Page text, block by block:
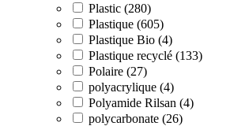
Plastic (280)
Plastique (605)
Plastique Bio (4)
Plastique recyclé (133)
Polaire (27)
polyacrylique (4)
Polyamide Rilsan (4)
polycarbonate (26)